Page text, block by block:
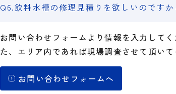
Q6.飲料水槽の修理見積りを欲しいのです
お問い合わせフォームより情報を入力して
た、エリア内であれば現場調査させて頂い
お問い合わせフォームへ